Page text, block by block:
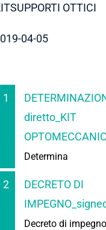
OTTICI
04-05
1
diretto_KIT
Determina
2
DECRETO DI
Decreto di impegno